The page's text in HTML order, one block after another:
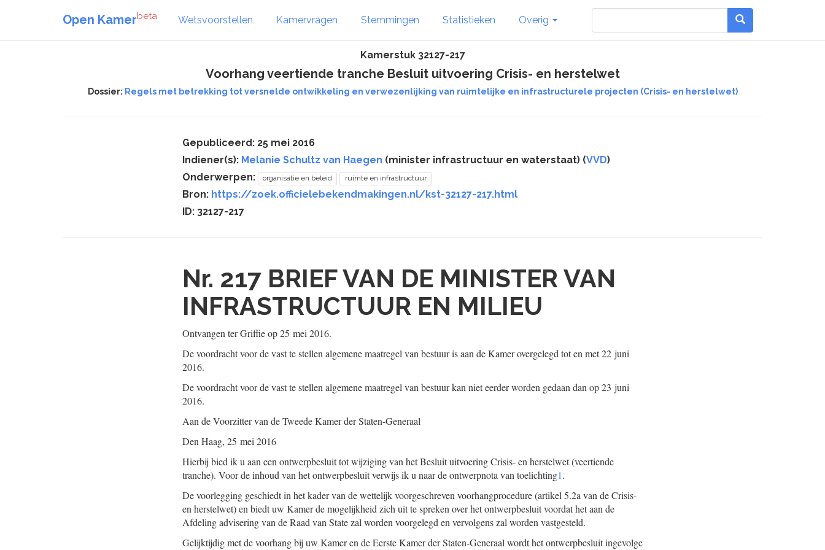
Open Kamerbeta Wetsvoorstellen Kamervragen Stemmingen Statistieken Overig
Kamerstuk 32127-217
Voorhang veertiende tranche Besluit uitvoering Crisis- en herstelwet
Dossier: Regels met betrekking tot versnelde ontwikkeling en verwezenlijking van ruimtelijke en infrastructurele projecten (Crisis- en herstelwet)
Gepubliceerd: 25 mei 2016
Indiener(s): Melanie Schultz van Haegen (minister infrastructuur en waterstaat) (VVD)
Onderwerpen:
organisatie en beleid ruimte en infrastructuur
Bron: https://zoek.officielebekendmakingen.nl/kst-32127-217.html
ID: 32127-217
Nr. 217 BRIEF VAN DE MINISTER VAN
INFRASTRUCTUUR EN MILIEU
Ontvangen ter Griffie op 25 mei 2016.
De voordracht voor de vast te stellen algemene maatregel van bestuur is aan de Kamer overgelegd tot en met 22 juni
2016.
De voordracht voor de vast te stellen algemene maatregel van bestuur kan niet eerder worden gedaan dan op 23 juni
2016.
Aan de Voorzitter van de Tweede Kamer der Staten-Generaal
Den Haag, 25 mei 2016
Hierbij bied ik u aan een ontwerpbesluit tot wijziging van het Besluit uitvoering Crisis- en herstelwet (veertiende
tranche). Voor de inhoud van het ontwerpbesluit verwijs ik u naar de ontwerpnota van toelichting1.
De voorlegging geschiedt in het kader van de wettelijk voorgeschreven voorhangprocedure (artikel 5.2a van de Crisis-
en herstelwet) en biedt uw Kamer de mogelijkheid zich uit te spreken over het ontwerpbesluit voordat het aan de
Afdeling advisering van de Raad van State zal worden voorgelegd en vervolgens zal worden vastgesteld.
Gelijktijdig met de voorhang bij uw Kamer en de Eerste Kamer der Staten-Generaal wordt het ontwerpbesluit ingevolge